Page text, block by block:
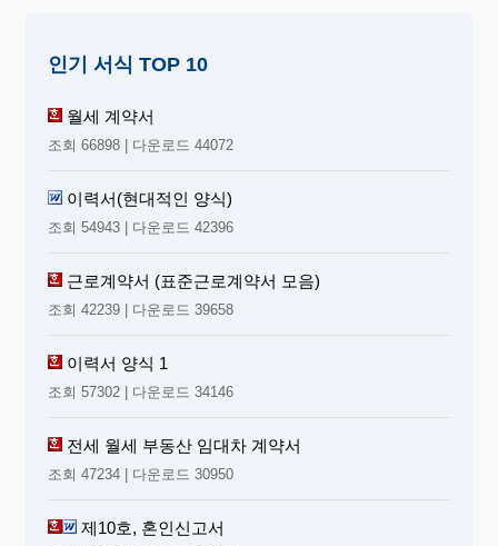
인기 서식 TOP 10
월세 계약서
조회 66898 | 다운로드 44072
이력서(현대적인 양식)
조회 54943 | 다운로드 42396
근로계약서 (표준근로계약서 모음)
조회 42239 | 다운로드 39658
이력서 양식 1
조회 57302 | 다운로드 34146
전세 월세 부동산 임대차 계약서
조회 47234 | 다운로드 30950
제10호, 혼인신고서